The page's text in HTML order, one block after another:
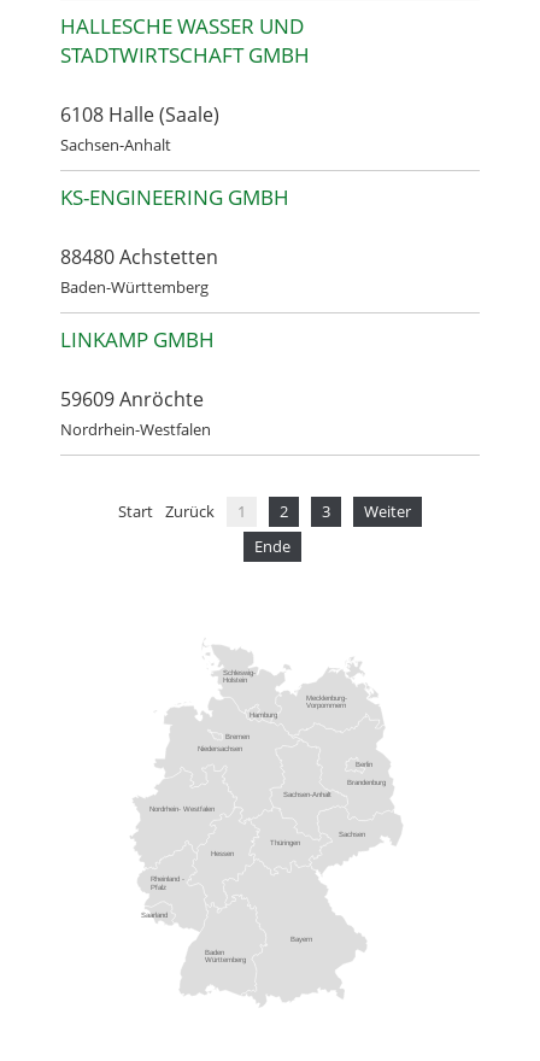
HALLESCHE WASSER UND
STADTWIRTSCHAFT GMBH
6108 Halle (Saale)
Sachsen-Anhalt
KS-ENGINEERING GMBH
88480 Achstetten
Baden-Württemberg
LINKAMP GMBH
59609 Anröchte
Nordrhein-Westfalen
Start Zurück 1 2 3
Weiter
Ende
Baden
Württemberg
Bayern
Brandenburg
Hessen
Mecklenburg-
Vorpommern
Niedersachsen
Nordrhein- Westfalen
Rheinland -
Pfalz
Sachsen
Sachsen-Anhalt
Schleswig-
Holstein
Thüringen
Berlin
Bremen
Hamburg
Saarland